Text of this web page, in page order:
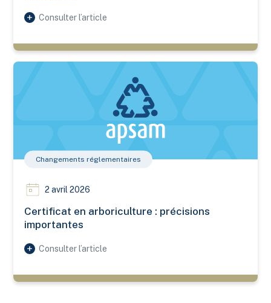
Consulter l’article
Certificat en arboriculture : précisions importantes
Changements réglementaires
2 avril 2026
Certificat en arboriculture : précisions
importantes
Consulter l’article